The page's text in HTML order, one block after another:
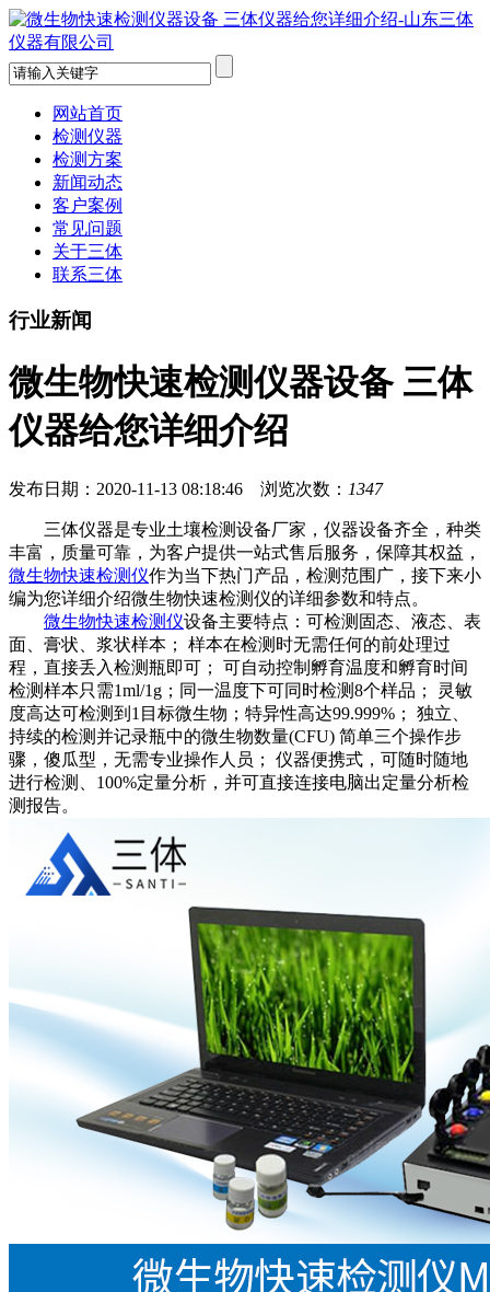
网站首页
检测仪器
检测方案
新闻动态
客户案例
常见问题
关于三体
联系三体
行业新闻
微生物快速检测仪器设备 三体
仪器给您详细介绍
发布日期：2020-11-13 08:18:46 浏览次数： 1347
三体仪器是专业土壤检测设备厂家，仪器设备齐全，种类
丰富，质量可靠，为客户提供一站式售后服务，保障其权益，
微生物快速检测仪作为当下热门产品，检测范围广，接下来小
编为您详细介绍微生物快速检测仪的详细参数和特点。
微生物快速检测仪设备主要特点：可检测固态、液态、表
面、膏状、浆状样本； 样本在检测时无需任何的前处理过
程，直接丢入检测瓶即可； 可自动控制孵育温度和孵育时间
检测样本只需1ml/1g；同一温度下可同时检测8个样品； 灵敏
度高达可检测到1目标微生物；特异性高达99.999%； 独立、
持续的检测并记录瓶中的微生物数量(CFU) 简单三个操作步
骤，傻瓜型，无需专业操作人员； 仪器便携式，可随时随地
进行检测、100%定量分析，并可直接连接电脑出定量分析检
测报告。